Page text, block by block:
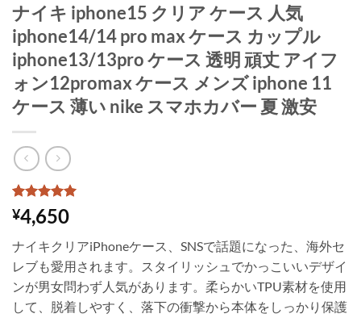
ナイキ iphone15 クリア ケース 人気
iphone14/14 pro max ケース カップル
iphone13/13pro ケース 透明 頑丈 アイフ
ォン12promax ケース メンズ iphone 11
ケース 薄い nike スマホカバー 夏 激安
4
件の利用者
評価に基づ
価のうち、
5
点
¥4,650
ナイキクリアiPhoneケース、SNSで話題になった、海外セ
レブも愛用されます。スタイリッシュでかっこいいデザイ
ンが男女問わず人気があります。柔らかいTPU素材を使用
して、脱着しやすく、落下の衝撃から本体をしっかり保護